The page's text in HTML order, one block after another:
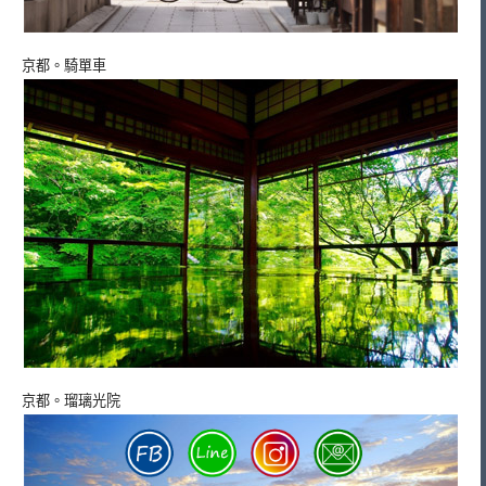
京都。騎單車
京都。瑠璃光院